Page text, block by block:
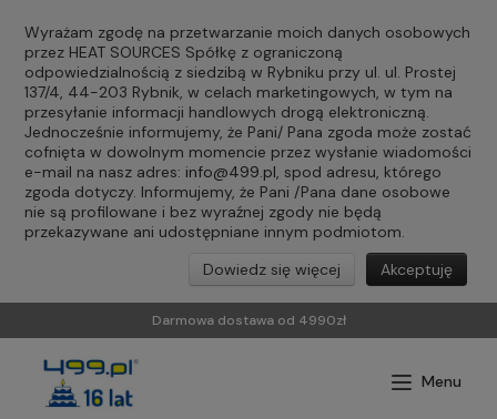
Wyrażam zgodę na przetwarzanie moich danych osobowych
przez HEAT SOURCES Spółkę z ograniczoną
odpowiedzialnością z siedzibą w Rybniku przy ul. ul. Prostej
137/4, 44-203 Rybnik, w celach marketingowych, w tym na
przesyłanie informacji handlowych drogą elektroniczną.
Jednocześnie informujemy, że Pani/ Pana zgoda może zostać
cofnięta w dowolnym momencie przez wysłanie wiadomości
e-mail na nasz adres: info@499.pl, spod adresu, którego
zgoda dotyczy. Informujemy, że Pani /Pana dane osobowe
nie są profilowane i bez wyraźnej zgody nie będą
przekazywane ani udostępniane innym podmiotom.
Akceptuję
Dowiedz się więcej
Darmowa dostawa od 4990zł